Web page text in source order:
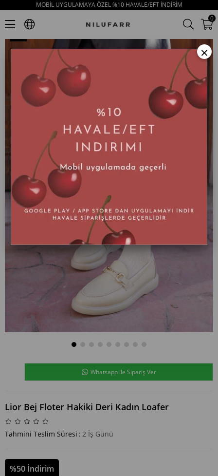
MOBİL UYGULAMAYA ÖZEL %10 HAVALE/EFT İNDİRİM
0
Lior Bej Floter Hakiki Deri Kadın Loafer
Whatsapp ile Sipariş Ver
Lior Bej Floter Hakiki Deri Kadın Loafer
Tahmini Teslim Süresi : 2 İş Günü
%50 İndirim
×